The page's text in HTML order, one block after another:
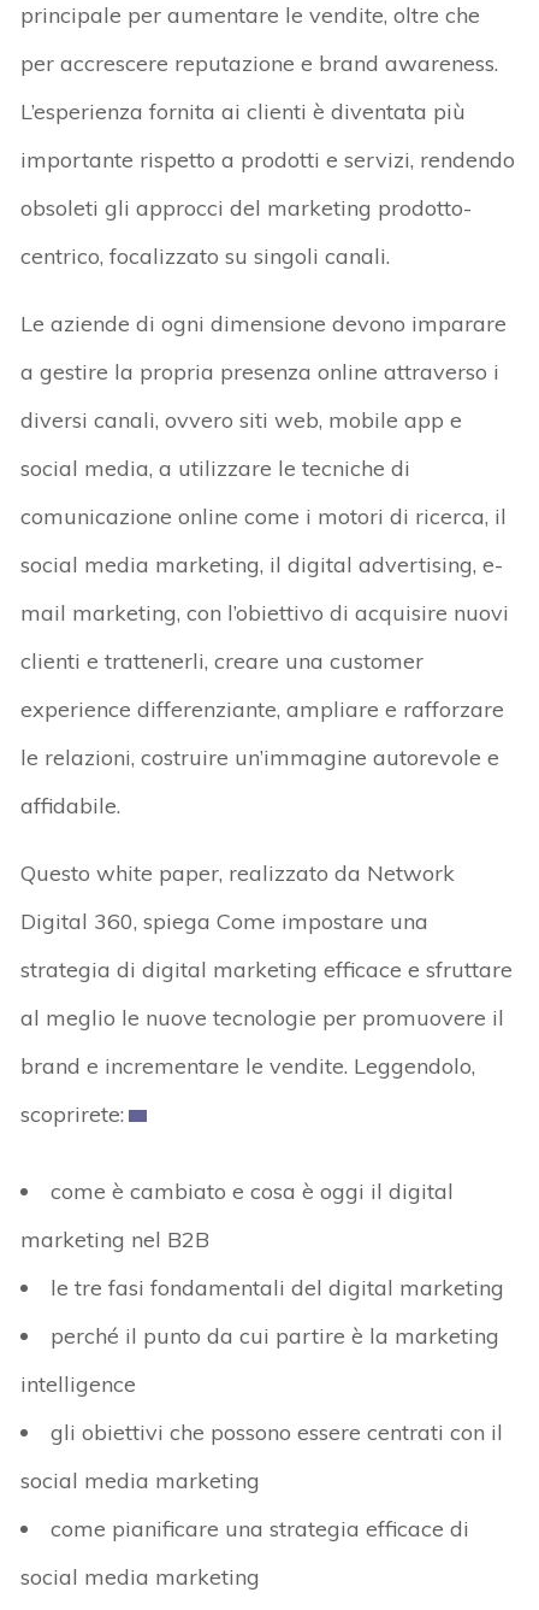
principale per aumentare le vendite, oltre che
per accrescere reputazione e brand awareness.
L’esperienza fornita ai clienti è diventata più
importante rispetto a prodotti e servizi, rendendo
obsoleti gli approcci del marketing prodotto-
centrico, focalizzato su singoli canali.
Le aziende di ogni dimensione devono imparare
a gestire la propria presenza online attraverso i
diversi canali, ovvero siti web, mobile app e
social media, a utilizzare le tecniche di
comunicazione online come i motori di ricerca, il
social media marketing, il digital advertising, e-
mail marketing, con l’obiettivo di acquisire nuovi
clienti e trattenerli, creare una customer
experience differenziante, ampliare e rafforzare
le relazioni, costruire un’immagine autorevole e
affidabile.
Questo white paper, realizzato da Network
Digital 360, spiega Come impostare una
strategia di digital marketing efficace e sfruttare
al meglio le nuove tecnologie per promuovere il
brand e incrementare le vendite. Leggendolo,
scoprirete:
come è cambiato e cosa è oggi il digital
marketing nel B2B
le tre fasi fondamentali del digital marketing
perché il punto da cui partire è la marketing
intelligence
gli obiettivi che possono essere centrati con il
social media marketing
come pianificare una strategia efficace di
social media marketing